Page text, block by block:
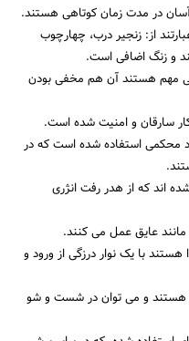
در مدت زمان کوتاهی هستند.
از: زنجیر درب، چهارچوب
و زنگ اضافی است.
مهم هستند آن هم مخفی بودن
سارقان و امنیت شده است.
محکمی استفاده شده است که در
اند که از هدر رفت انژری
عایق عمل می کنند.
با یک نوار درزگی از ورود و
و می توان در شست و شو